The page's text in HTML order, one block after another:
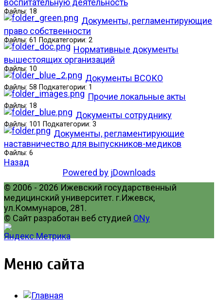
воспитательную деятельность
Файлы: 18
Документы, регламентирующие
право собственности
Файлы: 61 Подкатегории: 2
Нормативные документы
вышестоящих организаций
Файлы: 10
Документы ВСОКО
Файлы: 58 Подкатегории: 1
Прочие локальные акты
Файлы: 18
Документы сотруднику
Файлы: 101 Подкатегории: 3
Документы, регламентирующие
наставничество для выпускников-медиков
Файлы: 6
Назад
Powered by jDownloads
© 2006 - 2026 Ижевский государственный
медицинский университет. г.Ижевск,
ул.Коммунаров, 281.
© Сайт разработан веб студией ONy
Меню сайта